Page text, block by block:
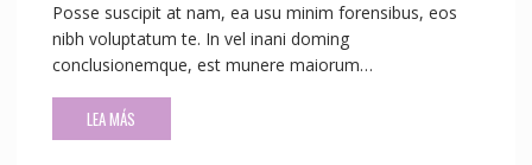
Posse suscipit at nam, ea usu minim forensibus, eos
nibh voluptatum te. In vel inani doming
conclusionemque, est munere maiorum…
LEA MÁS